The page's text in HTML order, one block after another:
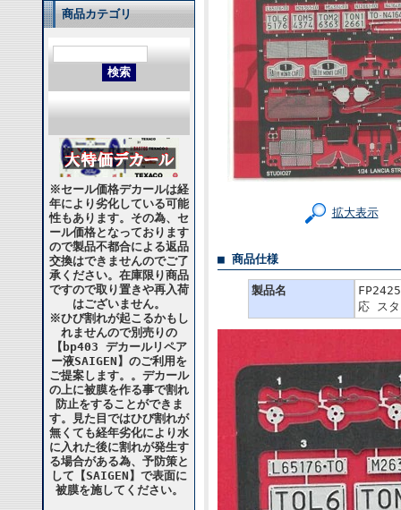
商品カテゴリ
※セール価格デカールは経
年により劣化している可能
性もあります。その為、セ
ール価格となっております
ので製品不都合による返品
交換はできませんのでご了
承ください。在庫限り商品
ですので取り置きや再入荷
はございません。
※ひび割れが起こるかもし
れませんので別売りの
【bp403 デカールリペア
ー液SAIGEN】のご利用を
ご提案します。。デカール
の上に被膜を作る事で割れ
防止をすることができま
す。見た目ではひび割れが
無くても経年劣化により水
に入れた後に割れが発生す
る場合がある為、予防策と
して【SAIGEN】で表面に
被膜を施してください。
拡大表示
■ 商品仕様
製品名
応 ス